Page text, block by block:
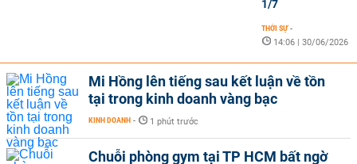
1/7
THỜI SỰ -
14:06 | 30/06/2026
Mi Hồng lên tiếng sau kết luận về tồn
tại trong kinh doanh vàng bạc
KINH DOANH - 1 phút trước
Chuỗi phòng gym tại TP HCM bất ngờ